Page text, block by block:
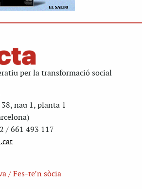
per la transformació social
38, nau 1, planta 1
/ 661 493 117
/ Fes-te’n sòcia